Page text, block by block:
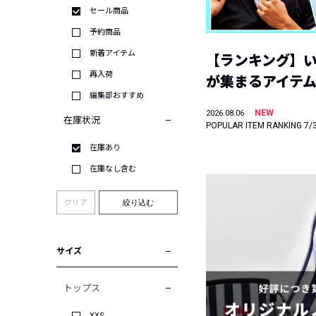
セール商品
予約商品
新着アイテム
再入荷
編集部おすすめ
在庫状況
在庫あり
在庫なし含む
クリア 絞り込む
サイズ
トップス
【ランキング】
が集まるアイテ
2026.08.06
NEW
POPULAR ITEM RANKING